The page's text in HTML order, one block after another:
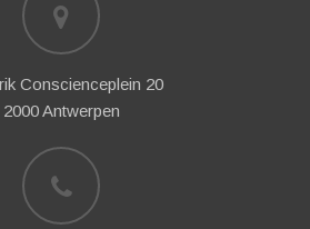
Conscienceplein 20
2000 Antwerpen